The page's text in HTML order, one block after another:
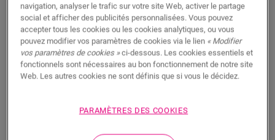
Trouvez un revendeur près de chez
vous
Vous brûlez d’impatience de voir ce sol en vrai ? Vous
vous posez des questions ? Aucun problème ! Il y a
navigation, analyser le trafic sur votre site Web, activer le partage
social et afficher des publicités personnalisées. Vous pouvez
accepter tous les cookies ou les cookies analytiques, ou vous
pouvez modifier vos paramètres de cookies via le lien « Modifier
vos paramètres de cookies »ci-dessous. Les cookies essentiels et
fonctionnels sont nécessaires au bon fonctionnement de notre site
Web. Les autres cookies ne sont définis que si vous le décidez.
PARAMÈTRES DES COOKIES